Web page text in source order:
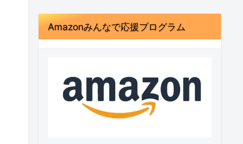
Amazonみんなで応援プログラム